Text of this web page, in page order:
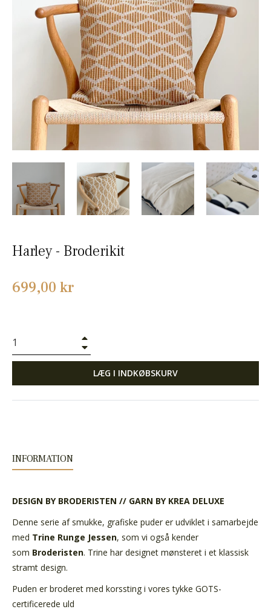
Harley - Broderikit
Normalpris
699,00 kr
LÆG I INDKØBSKURV
INFORMATION
DESIGN BY BRODERISTEN // GARN BY KREA DELUXE
Denne serie af smukke, grafiske puder er udviklet i samarbejde
med Trine Runge Jessen, som vi også kender
som Broderisten. Trine har designet mønsteret i et klassisk
stramt design.
Puden er broderet med korssting i vores tykke GOTS-
certificerede uld